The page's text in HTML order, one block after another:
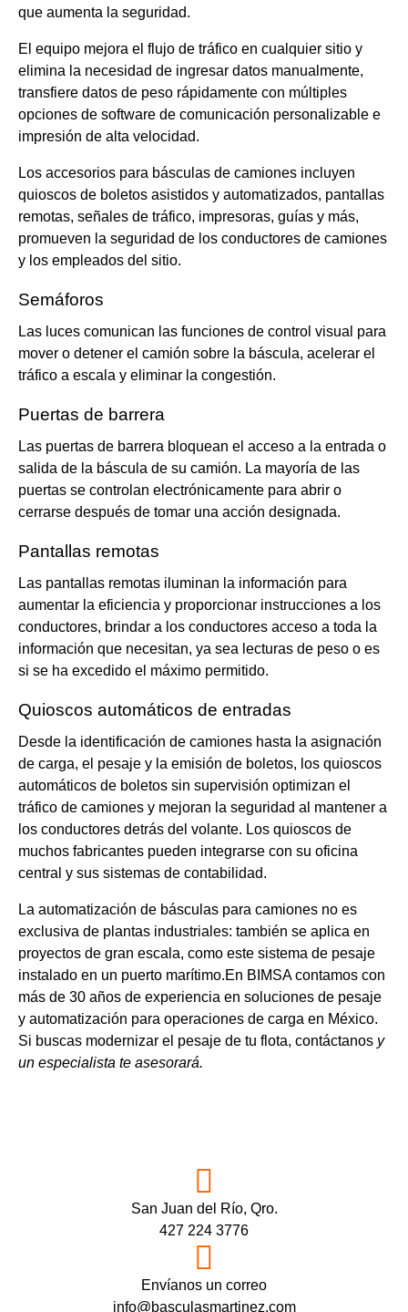
que aumenta la seguridad.
El equipo mejora el flujo de tráfico en cualquier sitio y
elimina la necesidad de ingresar datos manualmente,
transfiere datos de peso rápidamente con múltiples
opciones de software de comunicación personalizable e
impresión de alta velocidad.
Los accesorios para básculas de camiones incluyen
quioscos de boletos asistidos y automatizados, pantallas
remotas, señales de tráfico, impresoras, guías y más,
promueven la seguridad de los conductores de camiones
y los empleados del sitio.
Semáforos
Las luces comunican las funciones de control visual para
mover o detener el camión sobre la báscula, acelerar el
tráfico a escala y eliminar la congestión.
Puertas de barrera
Las puertas de barrera bloquean el acceso a la entrada o
salida de la báscula de su camión. La mayoría de las
puertas se controlan electrónicamente para abrir o
cerrarse después de tomar una acción designada.
Pantallas remotas
Las pantallas remotas iluminan la información para
aumentar la eficiencia y proporcionar instrucciones a los
conductores, brindar a los conductores acceso a toda la
información que necesitan, ya sea lecturas de peso o es
si se ha excedido el máximo permitido.
Quioscos automáticos de entradas
Desde la identificación de camiones hasta la asignación
de carga, el pesaje y la emisión de boletos, los quioscos
automáticos de boletos sin supervisión optimizan el
tráfico de camiones y mejoran la seguridad al mantener a
los conductores detrás del volante. Los quioscos de
muchos fabricantes pueden integrarse con su oficina
central y sus sistemas de contabilidad.
La automatización de básculas para camiones no es
exclusiva de plantas industriales: también se aplica en
proyectos de gran escala, como este sistema de pesaje
instalado en un puerto marítimo.En BIMSA contamos con
más de 30 años de experiencia en soluciones de pesaje
y automatización para operaciones de carga en México.
Si buscas modernizar el pesaje de tu flota, contáctanos y
un especialista te asesorará.
San Juan del Río, Qro.
427 224 3776
Envíanos un correo
info@basculasmartinez.com